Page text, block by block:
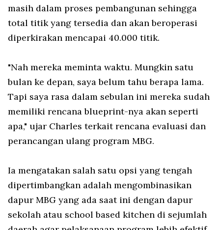
masih dalam proses pembangunan sehingga
total titik yang tersedia dan akan beroperasi
diperkirakan mencapai 40.000 titik.
"Nah mereka meminta waktu. Mungkin satu
bulan ke depan, saya belum tahu berapa lama.
Tapi saya rasa dalam sebulan ini mereka sudah
memiliki rencana blueprint-nya akan seperti
apa," ujar Charles terkait rencana evaluasi dan
perancangan ulang program MBG.
Ia mengatakan salah satu opsi yang tengah
dipertimbangkan adalah mengombinasikan
dapur MBG yang ada saat ini dengan dapur
sekolah atau school based kitchen di sejumlah